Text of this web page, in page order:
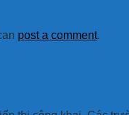
post a comment.